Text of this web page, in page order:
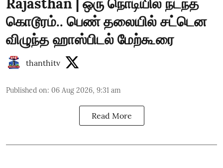
கொடூரம்.. பெண் தலையில் சட்டென
விழுந்த ஹாஸ்பிடல் மேற்கூரை
thanthitv
Published on: 06 Aug 2026, 9:31 am
Read More